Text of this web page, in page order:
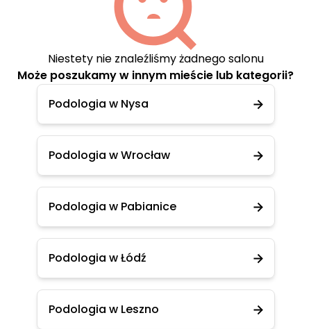
Niestety nie znaleźliśmy żadnego salonu
Może poszukamy w innym mieście lub kategorii?
Podologia w Nysa
Podologia w Wrocław
Podologia w Pabianice
Podologia w Łódź
Podologia w Leszno